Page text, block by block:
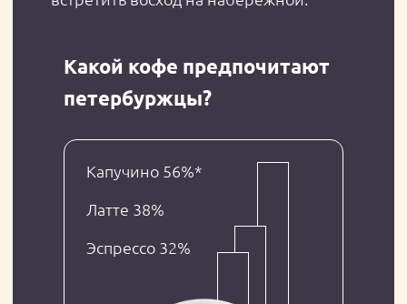
Учитывая народную любовь к капучино и
латте, в отелях, где к гостям относятся с
соблюдают тщательно. Опытные бариста